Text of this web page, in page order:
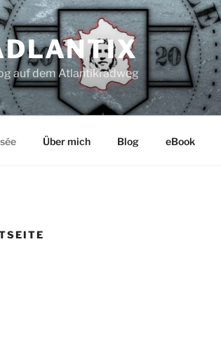
auf dem Atlantikradweg
Über mich Blog eBook